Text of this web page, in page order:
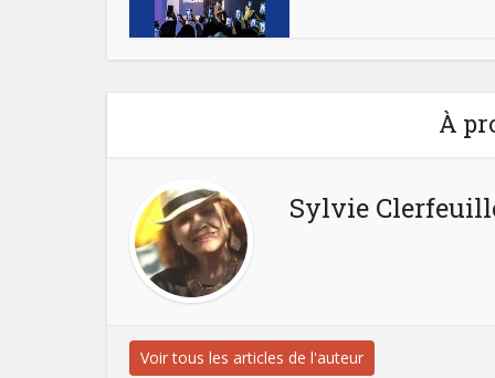
À
Sylvie
Voir tous les articles de l'auteur